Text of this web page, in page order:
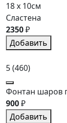
18 x 10см
Сластена
2350₽
Добавить
5(460)
Фонтан шаров
900₽
Добавить